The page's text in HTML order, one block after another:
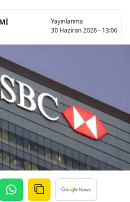
Yayınlanma
30 Haziran 2026 - 13:06